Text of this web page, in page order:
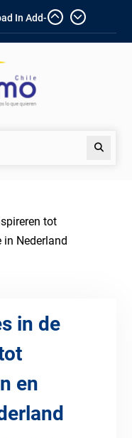
In Add-
1win
Addition
Go!
Search
tot
Nederland
in de
en